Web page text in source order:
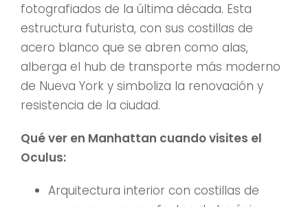
fotografiados de la última década. Esta
estructura futurista, con sus costillas de
acero blanco que se abren como alas,
alberga el hub de transporte más moderno
de Nueva York y simboliza la renovación y
resistencia de la ciudad.
Qué ver en Manhattan cuando visites el
Oculus:
Arquitectura interior con costillas de